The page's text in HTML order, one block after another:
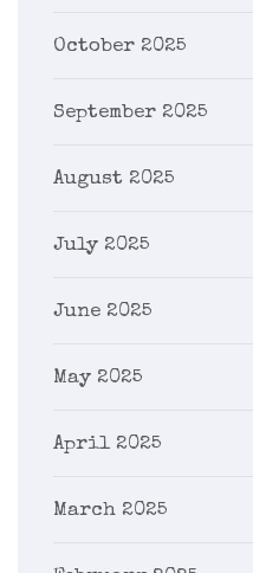
October 2025
September 2025
August 2025
July 2025
June 2025
May 2025
April 2025
March 2025